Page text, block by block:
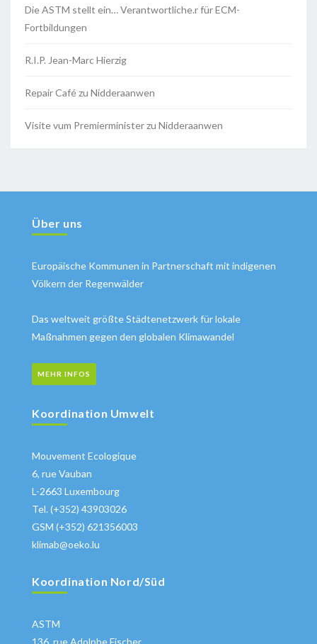
Die ASTM stellt ein… Verantwortliche.r für ECM-
Fortbildungen
R.I.P. Jean-Marc Hierzig
Repair Café zu Nidderaanwen
Visite vum Premierminister zu Nidderaanwen
Über uns
Europäische Kommunen in Partnerschaft mit indigenen
Völkern der Regenwälder
Das weltweit größte Städtenetzwerk für lokale
Maßnahmen gegen den globalen Klimawandel
MEHR INFOS
Koordination Umwelt
Mouvement Ecologique
6, rue Vauban
L-2663 Luxembourg
Tel. (+352) 43903026
GSM (+352) 621356003
klimab@oeko.lu
Koordination Nord/Süd
ASTM
136, rue Adolphe Fischer